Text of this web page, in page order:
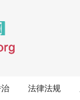
法律法规